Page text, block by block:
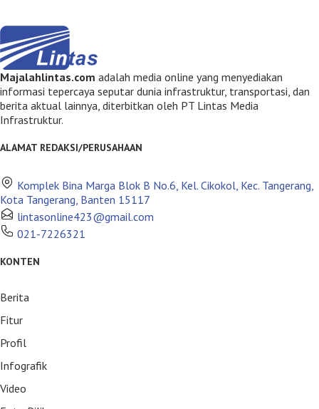
Majalahlintas.com adalah media online yang menyediakan
informasi tepercaya seputar dunia infrastruktur, transportasi, dan
berita aktual lainnya, diterbitkan oleh PT Lintas Media
Infrastruktur.
ALAMAT REDAKSI/PERUSAHAAN
Komplek Bina Marga Blok B No.6, Kel. Cikokol, Kec. Tangerang,
Kota Tangerang, Banten 15117
lintasonline423@gmail.com
021-7226321
KONTEN
Berita
Fitur
Profil
Infografik
Video